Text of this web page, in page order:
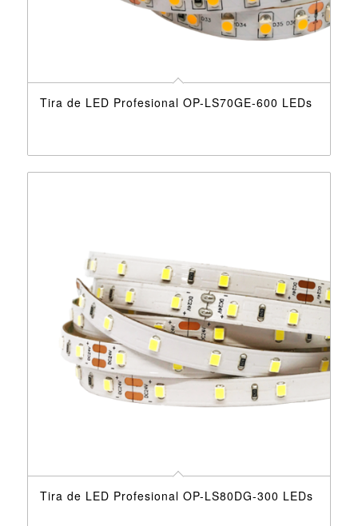
Tira de LED Profesional OP-LS70GE-600 LEDs
Tira de LED Profesional OP-LS80DG-300 LEDs